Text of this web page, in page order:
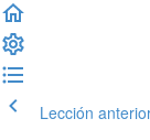
Lección